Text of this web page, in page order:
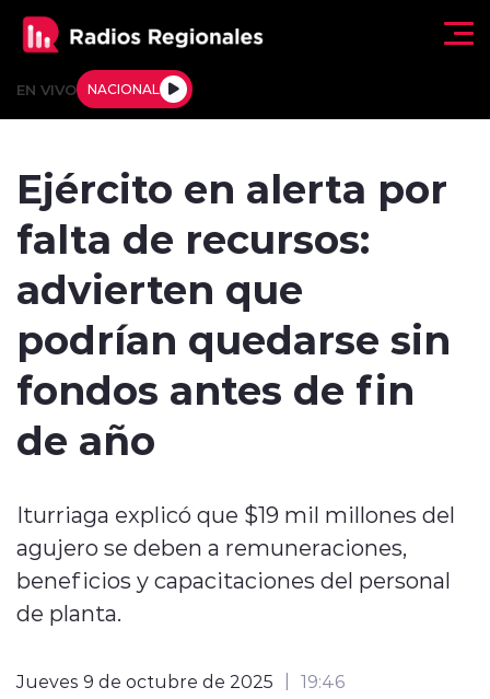
EN VIVO NACIONAL
Tendencias
Deportes
Internacional
Regiones al Aire
Ejército en alerta por
falta de recursos:
advierten que
podrían quedarse sin
fondos antes de fin
de año
Iturriaga explicó que $19 mil millones del
agujero se deben a remuneraciones,
beneficios y capacitaciones del personal
de planta.
Jueves 9 de octubre de 2025 19:46